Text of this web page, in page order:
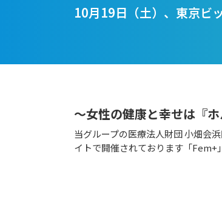
10月19日（土）、東京ビ
～女性の健康と幸せは『
当グループの医療法人財団 小畑会
イトで開催されております「Fem+